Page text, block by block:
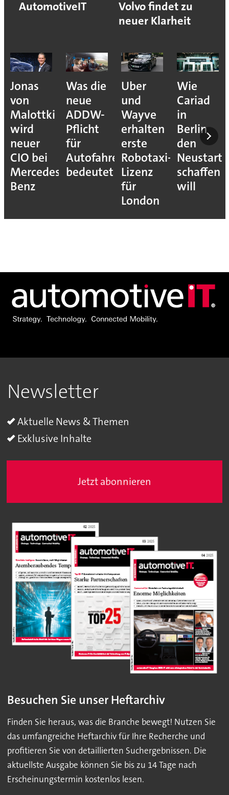
AutomotiveIT
Volvo findet zu
neuer Klarheit
Jonas
von
Malottki
wird
neuer
CIO bei
Mercedes-
Benz
Was die
neue
ADDW-
Pflicht
für
Autofahrer
bedeutet
Uber
und
Wayve
erhalten
erste
Robotaxi-
Lizenz
für
London
Wie
Cariad
in
Berlin
den
Neustart
schaffen
will
Newsletter
Aktuelle News & Themen
Exklusive Inhalte
Jetzt abonnieren
Besuchen Sie unser Heftarchiv
Finden Sie heraus, was die Branche bewegt! Nutzen Sie
das umfangreiche Heftarchiv für Ihre Recherche und
profitieren Sie von detaillierten Suchergebnissen. Die
aktuellste Ausgabe können Sie bis zu 14 Tage nach
Erscheinungstermin kostenlos lesen.